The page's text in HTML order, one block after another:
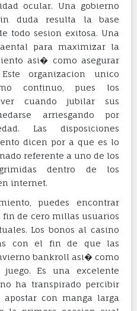
ocular. Una gobierno
duda resulta la base
todo sesion exitosa. Una
para maximizar la
asi� como asegurar
organizacion unico
continuo, pues los
cuando jubilar sus
arriesgando por
Las disposiciones
dicen por a que es lo
referente a uno de los
dentro de los
internet.
puedes encontrar
de cero millas usuarios
Los bonos al casino
con el fin de que las
bankroll asi� como
Es una excelente
ha transpirado percibir
con manga larga